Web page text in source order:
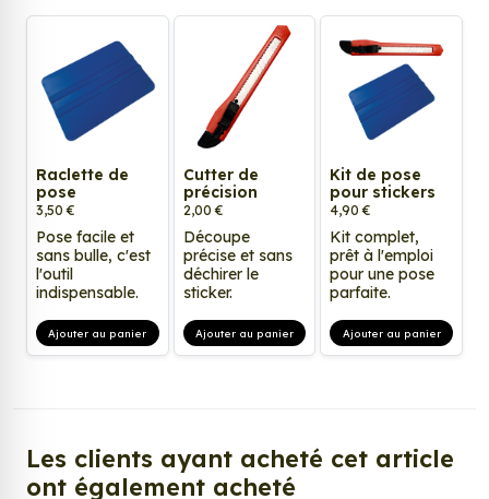
Raclette de
pose
3,50 €
Pose facile et
sans bulle, c'est
l'outil
indispensable.
Ajouter au panier
Cutter de
précision
2,00 €
Découpe
précise et sans
déchirer le
sticker.
Ajouter au panier
Kit de pose
pour stickers
4,90 €
Kit complet,
prêt à l'emploi
pour une pose
parfaite.
Ajouter au panier
Les clients ayant acheté cet article
ont également acheté